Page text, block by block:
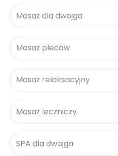
Masaż dla dwojga
Masaż pleców
Masaż relaksacyjny
Masaż leczniczy
SPA dla dwojga